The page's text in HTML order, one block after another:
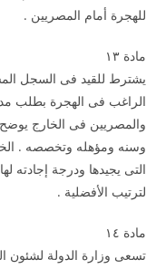
للهجرة أمام المصريين .
مادة ۱۳
يشترط للقيد فى السجل
الراغب فى الهجرة بطلب
والمصريين فى الخارج يوضح
وسنه ومؤهله وتخصصه .
التى يجيدها ودرجة إجادته
لترتيب الأفضلية .
مادة ۱٤
تسعى وزارة الدولة لشئون